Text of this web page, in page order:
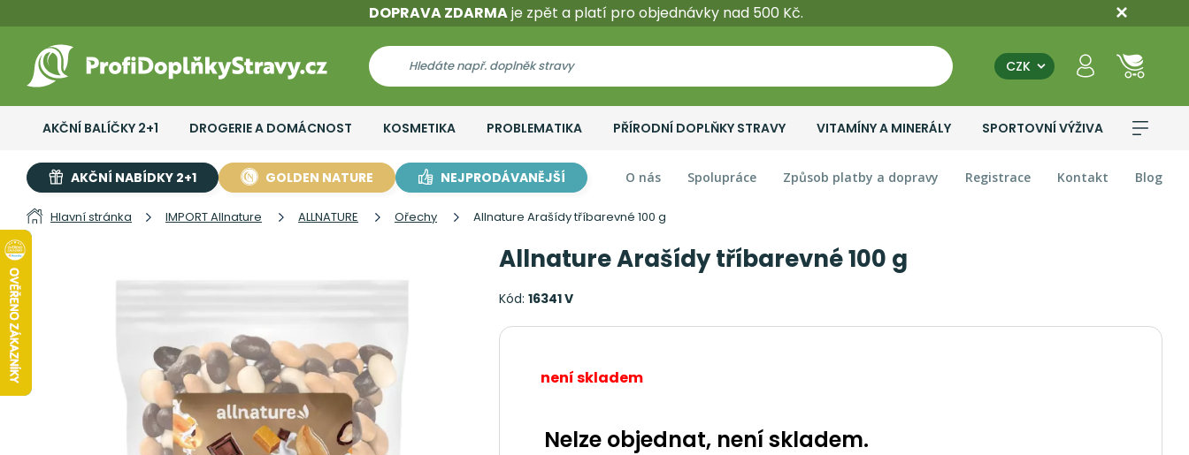
DOPRAVA ZDARMAje zpět a platí pro objednávky nad 500 Kč.
CZK
AKČNÍ BALÍČKY 2+1 DROGERIE A DOMÁCNOST KOSMETIKA PROBLEMATIKA PŘÍRODNÍ DOPLŇKY STRAVY VITAMÍNY A MINERÁLY SPORTOVNÍ VÝŽIVA
AKČNÍ NABÍDKY 2+1 GOLDEN NATURE NEJPRODÁVANĚJŠÍ O nás Spolupráce Způsob platby a dopravy Registrace Kontakt Blog
Hlavní stránka IMPORT Allnature ALLNATURE Ořechy Allnature Arašídy tříbarevné 100 g
Allnature Arašídy tříbarevné 100 g
Kód: 16341 V
není skladem
Nelze objednat, není skladem.